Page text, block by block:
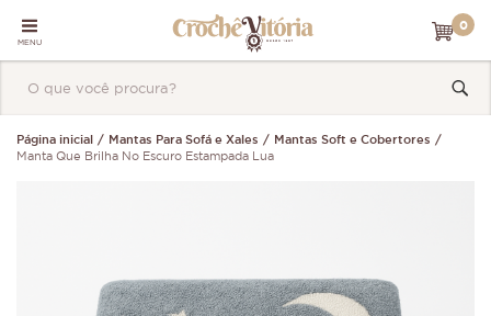
MENU
0
Página inicial Mantas Para Sofá e Xales
Mantas Soft e Cobertores
Manta Que Brilha No Escuro Estampada Lua